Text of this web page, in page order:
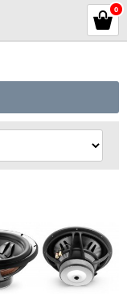
0